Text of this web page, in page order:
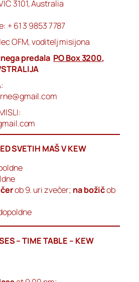
3101, Australia
+ 61 3 9853 7787
OFM, voditelj misijona
predala PO Box 3200,
SVETIH MAŠ V KEW
ob 9. uri zvečer; na božičob
– TIME TABLE – KEW